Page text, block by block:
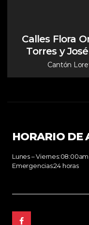
Calles Flora
Torres y
Cantón
HORARIO DE
Lunes – Viernes:08:00am
Emergencias:24 horas